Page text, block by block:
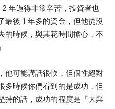
年過得非常辛苦，投資者也
最後 1 年多的資金，但他從沒
的時候，與其花時間擔心，不
他可能講話很軟，但個性絕對
多時候你們看到的是成功，但
持的話，成功的程度是『大與